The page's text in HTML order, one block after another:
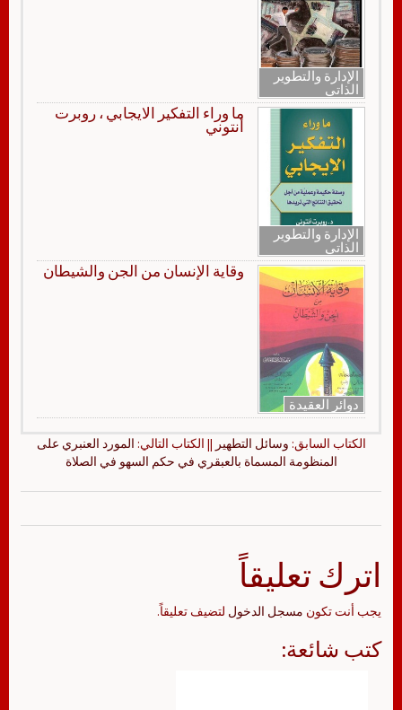
الإدارة والتطوير
الذاتي
الإدارة والتطوير
الذاتي
ما وراء التفكير الايجابي ، روبرت
أنتوني
دوائر العقيدة
وقاية الإنسان من الجن والشيطان
الكتاب السابق: وسائل التطهير || الكتاب التالي: المورد العنبري على
المنظومة المسماة بالعبقري في حكم السهو في الصلاة
اترك تعليقاً
يجب أنت تكون مسجل الدخول لتضيف تعليقاً.
كتب شائعة: